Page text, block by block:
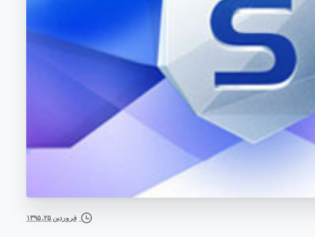
فروردین ۲۵, ۱۳۹۵